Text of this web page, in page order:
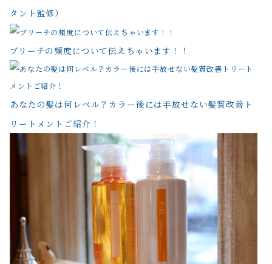
タント監修）
ブリーチの頻度について伝えちゃいます！！
あなたの髪は何レベル？カラー後には手放せない髪質改善ト
リートメントご紹介！